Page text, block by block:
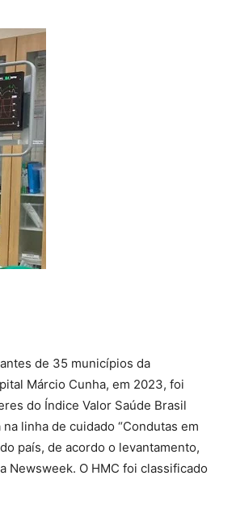
de 35 municípios da
Márcio Cunha, em 2023, foi
do Índice Valor Saúde Brasil
linha de cuidado “Condutas em
país, de acordo o levantamento,
Newsweek. O HMC foi classificado